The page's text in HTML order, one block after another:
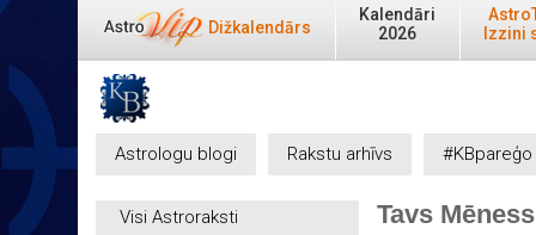
Dižkalendārs
Kalendāri
2026
Izzini
Astrologu blogi Rakstu arhīvs #KBpareģo
Visi Astroraksti
Tavs